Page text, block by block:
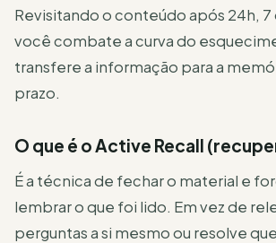
Revisitando o conteúdo após 24h, 7
você combate a curva do
transfere a informação para a
prazo.
O que é o Active Recall
É a técnica de fechar o material e
lembrar o que foi lido. Em vez de
perguntas a si mesmo ou resolve